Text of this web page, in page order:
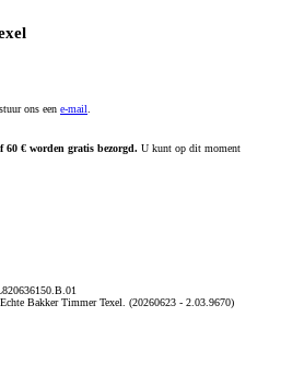
ons een e-mail
60 € worden gratis bezorgd. U kunt op dit moment
Bakker Timmer Texel. (20260623 - 2.03.9670)